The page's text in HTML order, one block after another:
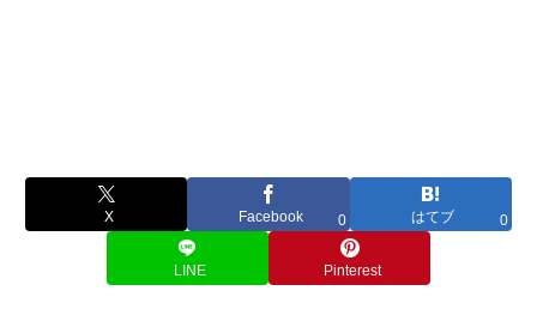
X Facebook 0 はてブ 0
LINE Pinterest